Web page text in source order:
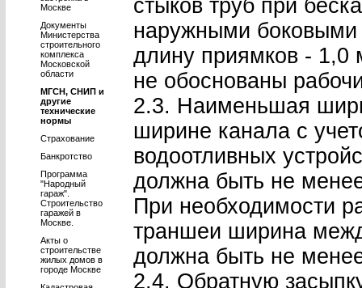
Москве
Документы
Министерства
строительного
комплекса
Московской
области
МГСН, СНИП и
другие
технические
нормы
Страхование
Банкротство
Программа
"Народный
гараж".
Строительство
гаражей в
Москве.
Акты о
строительстве
жилых домов в
городе Москве
стыков труб при
наружными боковыми
длину приямков - 1,0
не обоснованы
2.3. Наименьшая
ширине канала с
водоотливных
должна быть не
При необходимости
траншеи ширина
должна быть не
2.4. Обратную